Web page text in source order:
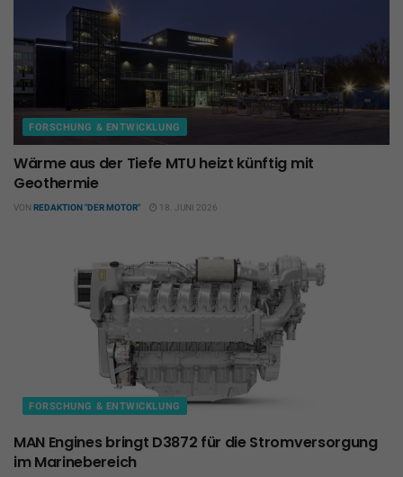
FORSCHUNG & ENTWICKLUNG
Wärme aus der Tiefe MTU heizt künftig mit
Geothermie
VON REDAKTION "DER MOTOR" 18. JUNI 2026
FORSCHUNG & ENTWICKLUNG
MAN Engines bringt D3872 für die Stromversorgung
im Marinebereich